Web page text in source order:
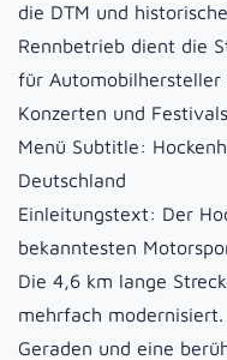
die DTM und
Rennbetrieb dient die
für Automobilhersteller
Konzerten und
Menü Subtitle:
Deutschland
Einleitungstext: Der
bekanntesten
Die 4,6 km lange
mehrfach
Geraden und eine